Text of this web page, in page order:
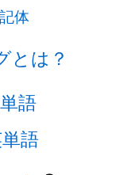
体
とは？
語
語